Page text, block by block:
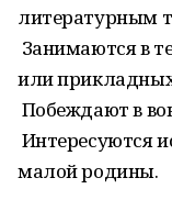
литературным
Занимаются в
или
Побеждают в
Интересуются
малой родины.